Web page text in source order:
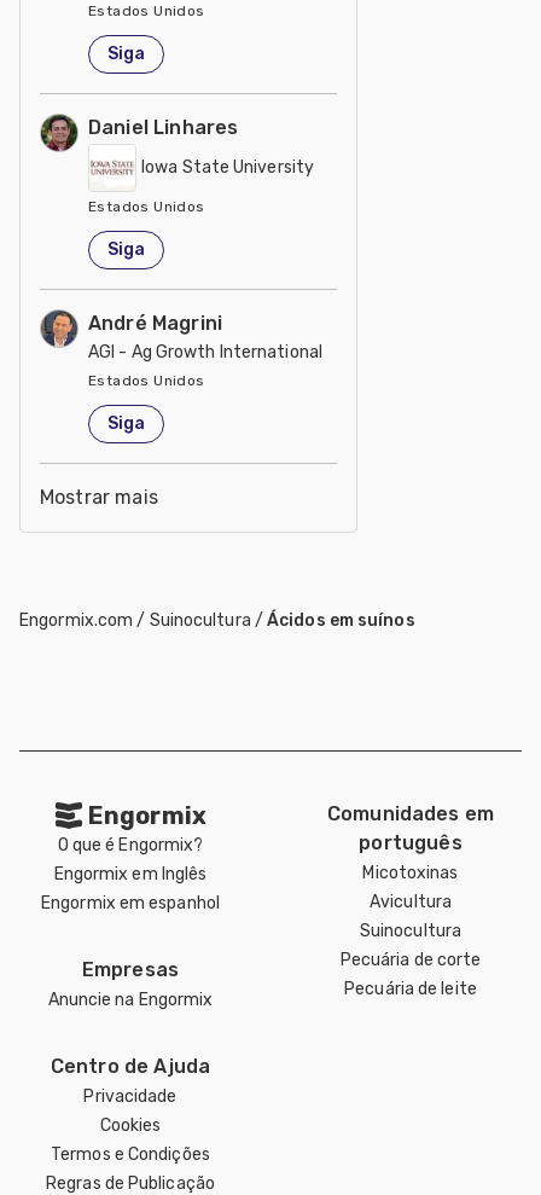
Estados Unidos
Siga
Daniel Linhares
Iowa State University
Estados Unidos
Siga
André Magrini
AGI - Ag Growth International
Estados Unidos
Siga
Mostrar mais
Engormix.com / Suinocultura /Ácidos em suínos
Engormix
O que é Engormix?
Engormix em Inglês
Engormix em espanhol
Empresas
Anuncie na Engormix
Comunidades em
português
Micotoxinas
Avicultura
Suinocultura
Pecuária de corte
Pecuária de leite
Centro de Ajuda
Privacidade
Cookies
Termos e Condições
Regras de Publicação